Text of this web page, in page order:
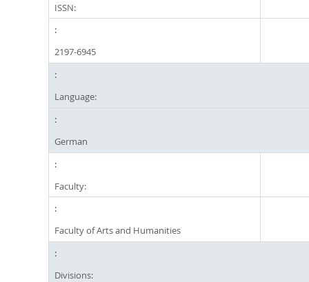
ISSN:
2197-6945
Language:
German
Faculty:
Faculty of Arts and Humanities
Divisions: